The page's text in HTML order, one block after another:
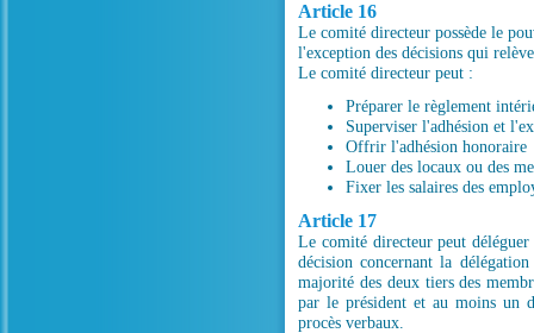
Article 16
Le comité directeur possède le
l'exception des décisions qui
Le comité directeur peut :
Préparer le règlement
Superviser l'adhésion et
Offrir l'adhésion honoraire
Louer des locaux ou des
Fixer les salaires des
Article 17
Le comité directeur peut
décision concernant la
majorité des deux tiers des
par le président et au moins un
procès verbaux.